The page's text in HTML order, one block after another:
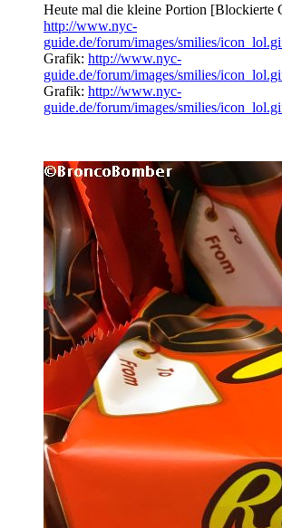
Heute mal die kleine Portion [Blockierte
http://www.nyc-
guide.de/forum/images/smilies/
Grafik: http://www.nyc-
guide.de/forum/images/smilies/
Grafik: http://www.nyc-
guide.de/forum/images/smilies/